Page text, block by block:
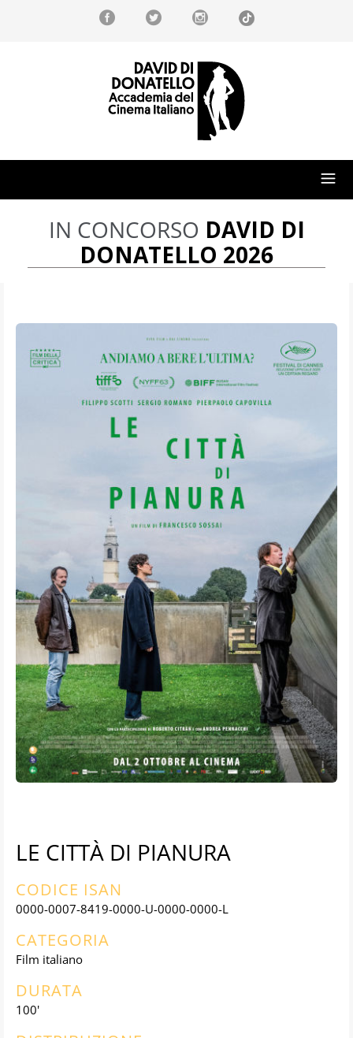
IN CONCORSO DAVID DI
DONATELLO 2026
LE CITTÀ DI PIANURA
CODICE ISAN
0000-0007-8419-0000-U-0000-0000-L
CATEGORIA
Film italiano
DURATA
100'